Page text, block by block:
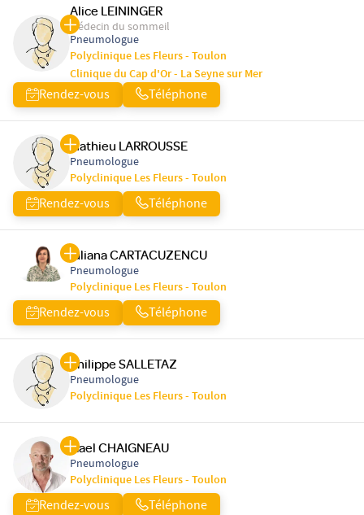
Alice LEININGER
Médecin du sommeil
Pneumologue
Polyclinique Les Fleurs - Toulon
Clinique du Cap d'Or - La Seyne sur Mer
Rendez-vous Téléphone
Mathieu LARROUSSE
Pneumologue
Polyclinique Les Fleurs - Toulon
Rendez-vous Téléphone
Iuliana CARTACUZENCU
Pneumologue
Polyclinique Les Fleurs - Toulon
Rendez-vous Téléphone
Philippe SALLETAZ
Pneumologue
Polyclinique Les Fleurs - Toulon
Gael CHAIGNEAU
Pneumologue
Polyclinique Les Fleurs - Toulon
Rendez-vous Téléphone